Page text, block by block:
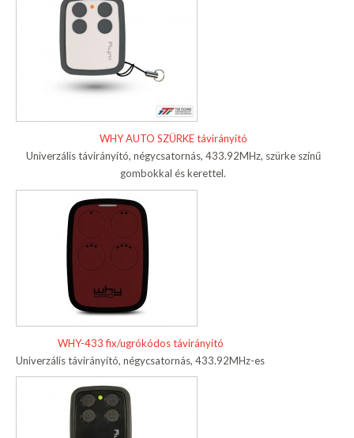
WHY AUTO SZÜRKE távirányító
Univerzális távirányító, négycsatornás, 433.92MHz, szürke színű
gombokkal és kerettel.
WHY-433 fix/ugrókódos távirányító
Univerzális távirányító, négycsatornás, 433.92MHz-es